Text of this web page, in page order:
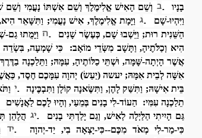
בָנָיו
.ב וְשֵׁם הָאִישׁ אֱלִימֶלֶךְ וְשֵׁם אִשְׁתּוֹ נָעֳמִי וְשֵׁם
וַיִּהְיוּ-שָׁם
.ג וַיָּמָת אֱלִימֶלֶךְ, אִישׁ נָעֳמִי; וַתִּשָּׁאֵר הִיא,
הַשֵּׁנִית רוּת; וַיֵּשְׁבוּ שָׁם, כְּעֶשֶׂר שָׁנִים
.ה וַיָּמֻתוּ
הִיא וְכַלֹּתֶיהָ, וַתָּשָׁב מִשְּׂדֵי מוֹאָב: כִּי שָׁמְעָה,
אֲשֶׁר הָיְתָה-שָּׁמָּה, וּשְׁתֵּי כַלּוֹתֶיהָ, עִמָּהּ; וַתֵּלַכְנָה
אִשָּׁה לְבֵית אִמָּהּ; יעשה (יַעַשׂ) יְהוָה עִמָּכֶם חֶסֶד,
בֵּית אִישָׁהּ; וַתִּשַּׁק לָהֶן, וַתִּשֶּׂאנָה קוֹלָן וַתִּבְכֶּינָה
.י
תֵלַכְנָה עִמִּי: הַעוֹד-לִי בָנִים בְּמֵעַי, וְהָיוּ לָכֶם לַאֲנָשִׁים
גַּם הָיִיתִי הַלַּיְלָה לְאִישׁ, וְגַם יָלַדְתִּי בָנִים
.יג הֲלָהֵן
כִּי-מַר-לִי מְאֹד מִכֶּם--כִּי-יָצְאָה בִי, יַד-יְהוָה
.יד